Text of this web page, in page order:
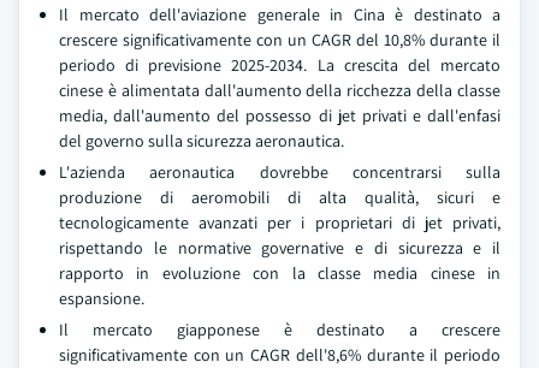
Il mercato dell'aviazione generale in Cina è destinato a
crescere significativamente con un CAGR del 10,8% durante il
periodo di previsione 2025-2034. La crescita del mercato
cinese è alimentata dall'aumento della ricchezza della classe
media, dall'aumento del possesso di jet privati e dall'enfasi
del governo sulla sicurezza aeronautica.
L'azienda aeronautica dovrebbe concentrarsi sulla
produzione di aeromobili di alta qualità, sicuri e
tecnologicamente avanzati per i proprietari di jet privati,
rispettando le normative governative e di sicurezza e il
rapporto in evoluzione con la classe media cinese in
espansione.
Il mercato giapponese è destinato a crescere
significativamente con un CAGR dell'8,6% durante il periodo